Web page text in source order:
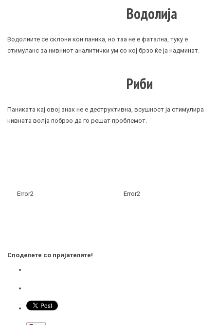
Водолија
Водолиите се склони кон паника, но таа не е фатална, туку е
стимуланс за нивниот аналитички ум со кој брзо ќе ја надминат.
Риби
Паниката кај овој знак не е деструктивна, всушност ја стимулира
нивната волја побрзо да го решат проблемот.
Error2 Error2
Споделете со пријателите!